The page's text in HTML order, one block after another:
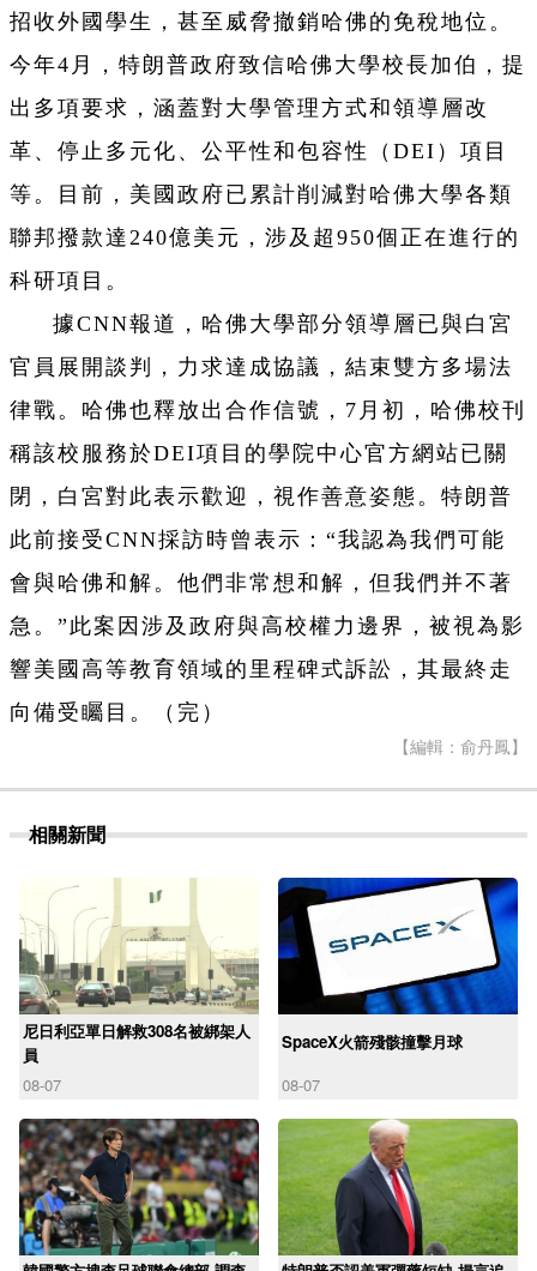
招收外國學生，甚至威脅撤銷哈佛的免稅地位。
今年4月，特朗普政府致信哈佛大學校長加伯，提
出多項要求，涵蓋對大學管理方式和領導層改
革、停止多元化、公平性和包容性（DEI）項目
等。目前，美國政府已累計削減對哈佛大學各類
聯邦撥款達240億美元，涉及超950個正在進行的
科研項目。
據CNN報道，哈佛大學部分領導層已與白宮
官員展開談判，力求達成協議，結束雙方多場法
律戰。哈佛也釋放出合作信號，7月初，哈佛校刊
稱該校服務於DEI項目的學院中心官方網站已關
閉，白宮對此表示歡迎，視作善意姿態。特朗普
此前接受CNN採訪時曾表示：“我認為我們可能
會與哈佛和解。他們非常想和解，但我們并不著
急。”此案因涉及政府與高校權力邊界，被視為影
響美國高等教育領域的里程碑式訴訟，其最終走
向備受矚目。（完）
【編輯：俞丹鳳】
相關新聞
尼日利亞單日解救308名被綁架人
員
08-07
SpaceX火箭殘骸撞擊月球
08-07